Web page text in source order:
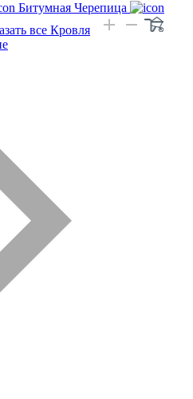
Битумная Черепица
все Кровля